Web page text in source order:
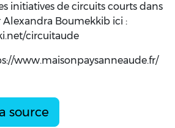
initiatives de circuits courts dans
Alexandra Boumekkib ici :
circuitaude
www.maisonpaysanneaude.fr/
source